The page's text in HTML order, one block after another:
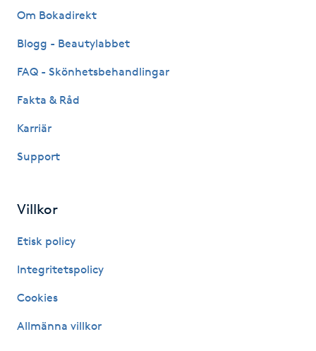
Hot Stone Massage
Hudföryngring
Huduppstramning
Hudvård
Hyaluronsyra
Hyperhidros
Hypnos
Om Bokadirekt
Blogg - Beautylabbet
FAQ - Skönhetsbehandlingar
Fakta & Råd
Karriär
Support
Villkor
Etisk policy
Integritetspolicy
Cookies
Allmänna villkor